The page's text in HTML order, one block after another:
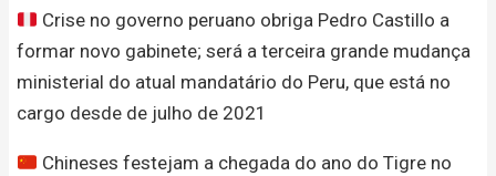
Crise no governo peruano obriga Pedro Castillo a
formar novo gabinete; será a terceira grande mudança
ministerial do atual mandatário do Peru, que está no
cargo desde de julho de 2021
Chineses festejam a chegada do ano do Tigre no